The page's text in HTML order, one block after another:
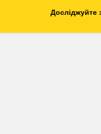
Досліджуйте
молодь